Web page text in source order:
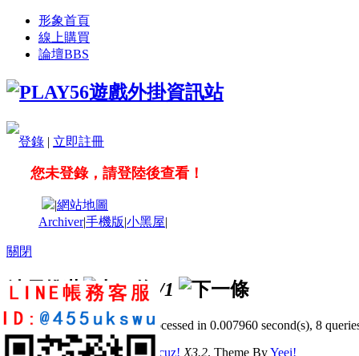
形象首頁
線上購買
論壇BBS
登錄 | 立即註冊
您未登錄，請登陸後查看！
|網站地圖
Archiver|手機版|小黑屋|
關閉
站長推薦 /1
GMT+8, 2026-8-6 09:46, Processed in 0.007960 second(s), 8
© 2001-2011 Powered byDiscuz! X3.2. Theme ByYeei!